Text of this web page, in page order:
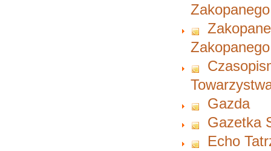
Zakopanego
Zakopanego
Gazda
Gazetka
Echo